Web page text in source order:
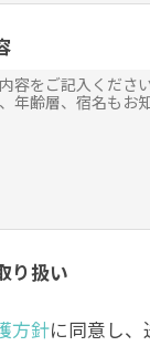
り扱い
方針に同意し、